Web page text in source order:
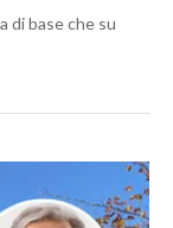
di base che su